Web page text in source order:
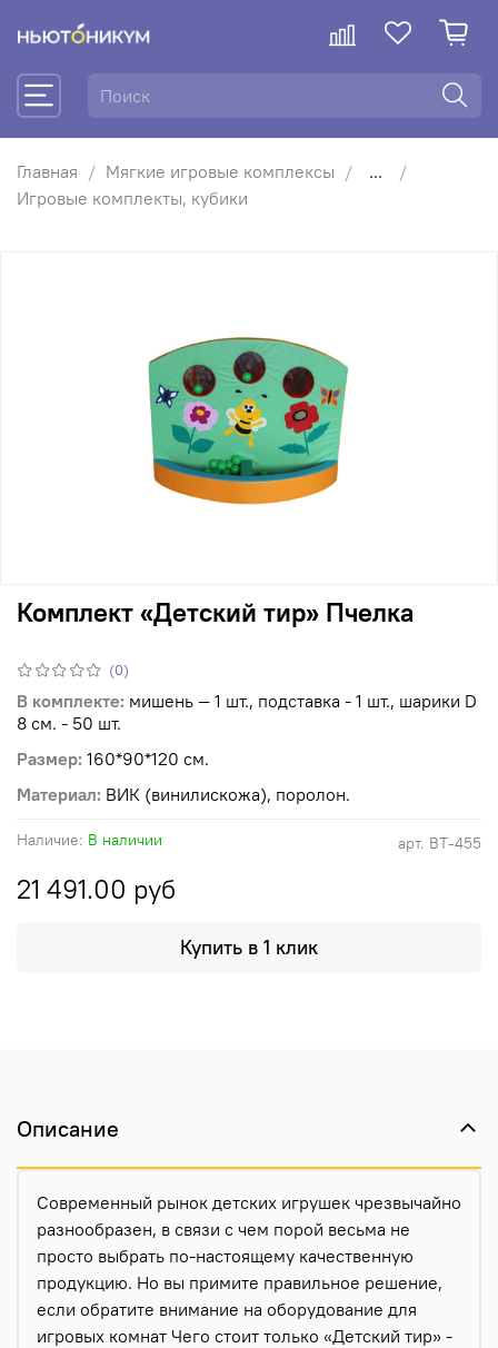
Главная Мягкие игровые комплексы
...
Игровые комплекты, кубики
(0)
арт. ВТ-455
Наличие: В наличии
Комплект «Детский тир» Пчелка
21 491.00 руб
Купить в 1 клик
В комплекте: мишень — 1 шт., подставка - 1 шт., шарики D
8 см. - 50 шт.
Размер: 160*90*120 см.
Материал: ВИК (винилискожа), поролон.
Описание
Современный рынок детских игрушек чрезвычайно
разнообразен, в связи с чем порой весьма не
просто выбрать по-настоящему качественную
продукцию. Но вы примите правильное решение,
если обратите внимание на оборудование для
игровых комнат Чего стоит только «Детский тир» -